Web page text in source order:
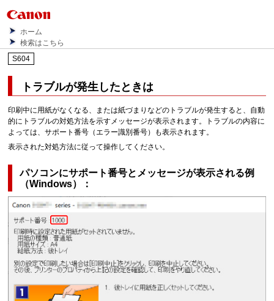
ホーム
検索はこちら
S604
トラブルが発生したときは
印刷中に用紙がなくなる、または紙づまりなどのトラブルが発生すると、自動
的にトラブルの対処方法を示すメッセージが表示されます。
トラブルの内容に
よっては、サポート番号（エラー識別番号）も表示されます。
表示された対処方法に従って操作してください。
パソコンにサポート番号とメッセージが表示される例
（Windows）：